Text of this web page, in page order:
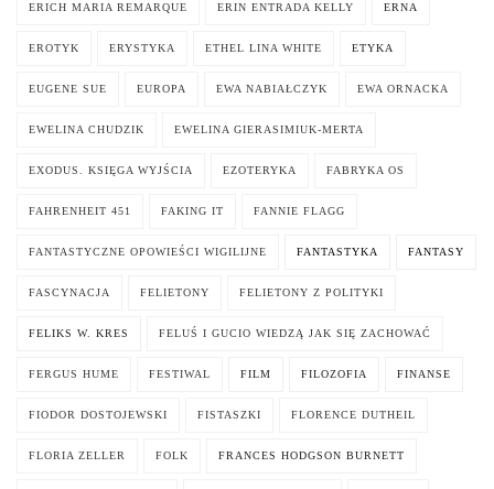
ERICH MARIA REMARQUE ERIN ENTRADA KELLY ERNA
EROTYK ERYSTYKA ETHEL LINA WHITE ETYKA
EUGENE SUE EUROPA EWA NABIAŁCZYK EWA ORNACKA
EWELINA CHUDZIK EWELINA GIERASIMIUK-MERTA
EXODUS. KSIĘGA WYJŚCIA EZOTERYKA FABRYKA OS
FAHRENHEIT 451 FAKING IT FANNIE FLAGG
FANTASTYCZNE OPOWIEŚCI WIGILIJNE FANTASTYKA FANTASY
FASCYNACJA FELIETONY FELIETONY Z POLITYKI
FELIKS W. KRES FELUŚ I GUCIO WIEDZĄ JAK SIĘ ZACHOWAĆ
FERGUS HUME FESTIWAL FILM FILOZOFIA FINANSE
FIODOR DOSTOJEWSKI FISTASZKI FLORENCE DUTHEIL
FLORIA ZELLER FOLK FRANCES HODGSON BURNETT